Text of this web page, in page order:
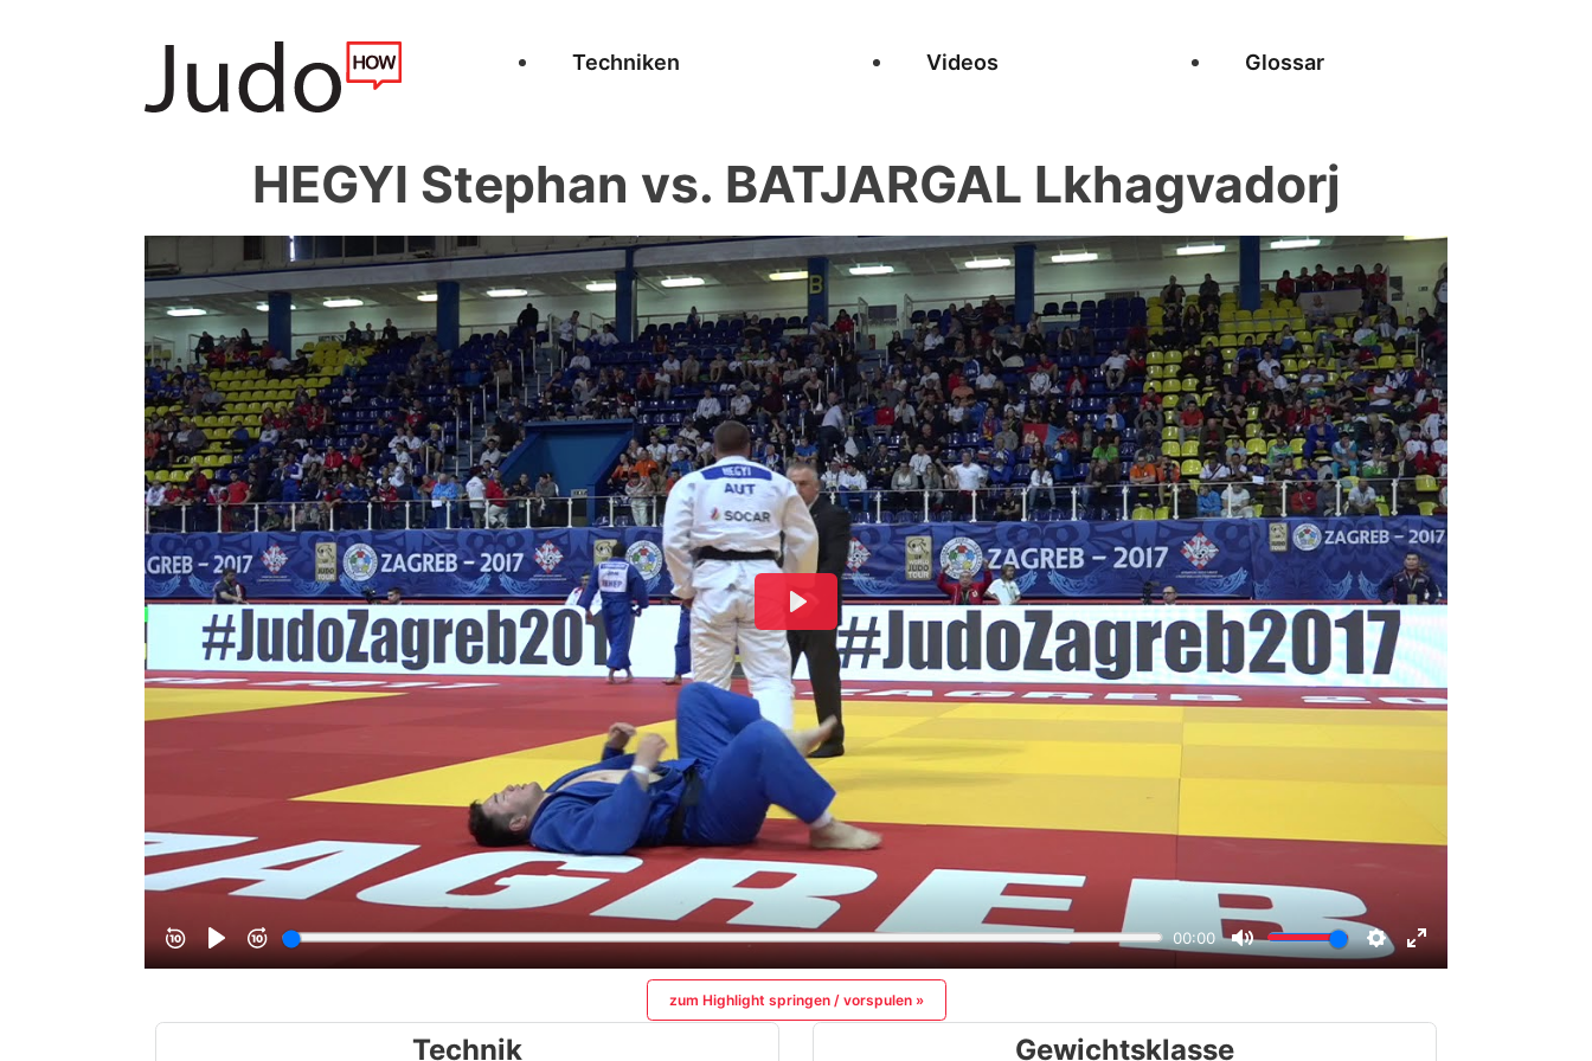
Techniken Videos Glossar
HEGYI Stephan vs. BATJARGAL Lkhagvadorj
zum Highlight springen / vorspulen »
Technik Gewichtsklasse